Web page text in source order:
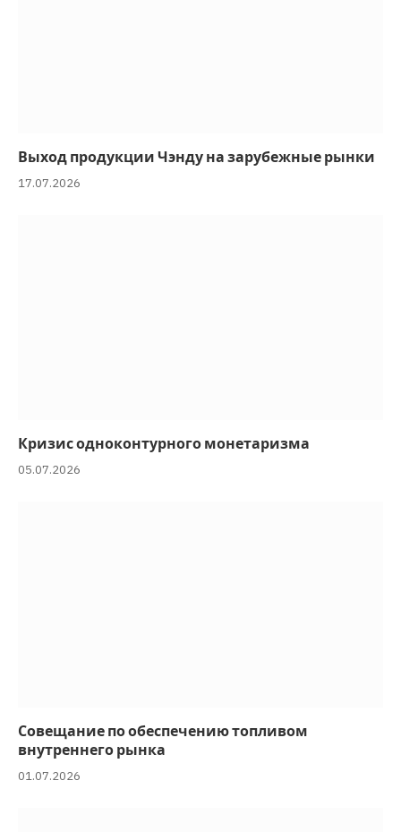
Выход продукции Чэнду на зарубежные рынки
17.07.2026
Кризис одноконтурного монетаризма
05.07.2026
Совещание по обеспечению топливом
внутреннего рынка
01.07.2026